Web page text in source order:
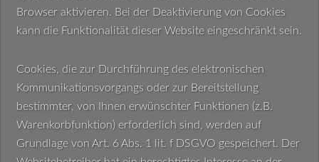
Browser aktivieren. Bei der Deaktivierung von Cookies
kann die Funktionalität dieser Website eingeschränkt sein.
Cookies, die zur Durchführung des elektronischen
Kommunikationsvorgangs oder zur Bereitstellung
bestimmter, von Ihnen erwünschter Funktionen (z.B.
Warenkorbfunktion) erforderlich sind, werden auf
Grundlage von Art. 6 Abs. 1 lit. f DSGVO gespeichert. Der